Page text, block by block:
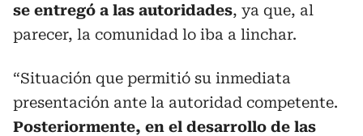
se entregó a las autoridades, ya que, al
parecer, la comunidad lo iba a linchar.
“Situación que permitió su inmediata
presentación ante la autoridad competente.
Posteriormente, en el desarrollo de las